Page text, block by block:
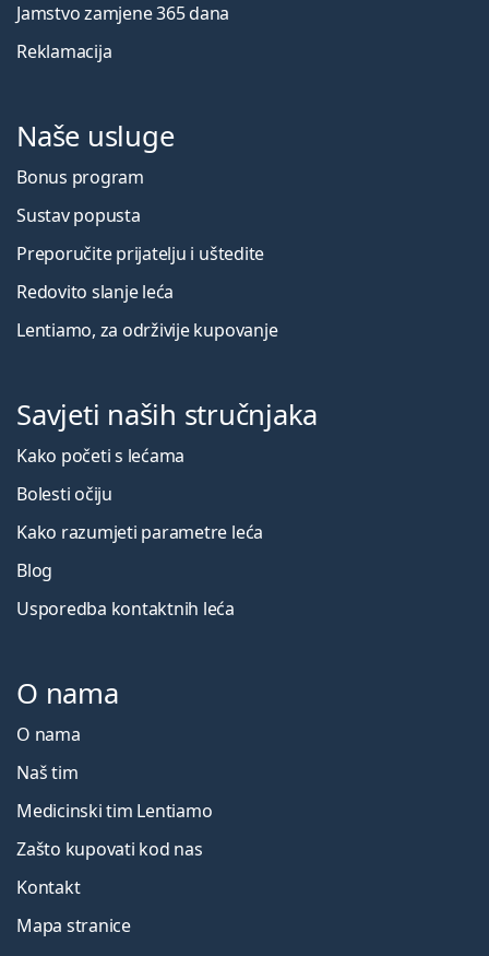
Jamstvo zamjene 365 dana
Reklamacija
Naše usluge
Bonus program
Sustav popusta
Preporučite prijatelju i uštedite
Redovito slanje leća
Lentiamo, za održivije kupovanje
Savjeti naših stručnjaka
Kako početi s lećama
Bolesti očiju
Kako razumjeti parametre leća
Blog
Usporedba kontaktnih leća
O nama
O nama
Naš tim
Medicinski tim Lentiamo
Zašto kupovati kod nas
Kontakt
Mapa stranice